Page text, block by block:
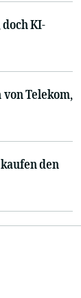
KI-
Telekom,
den